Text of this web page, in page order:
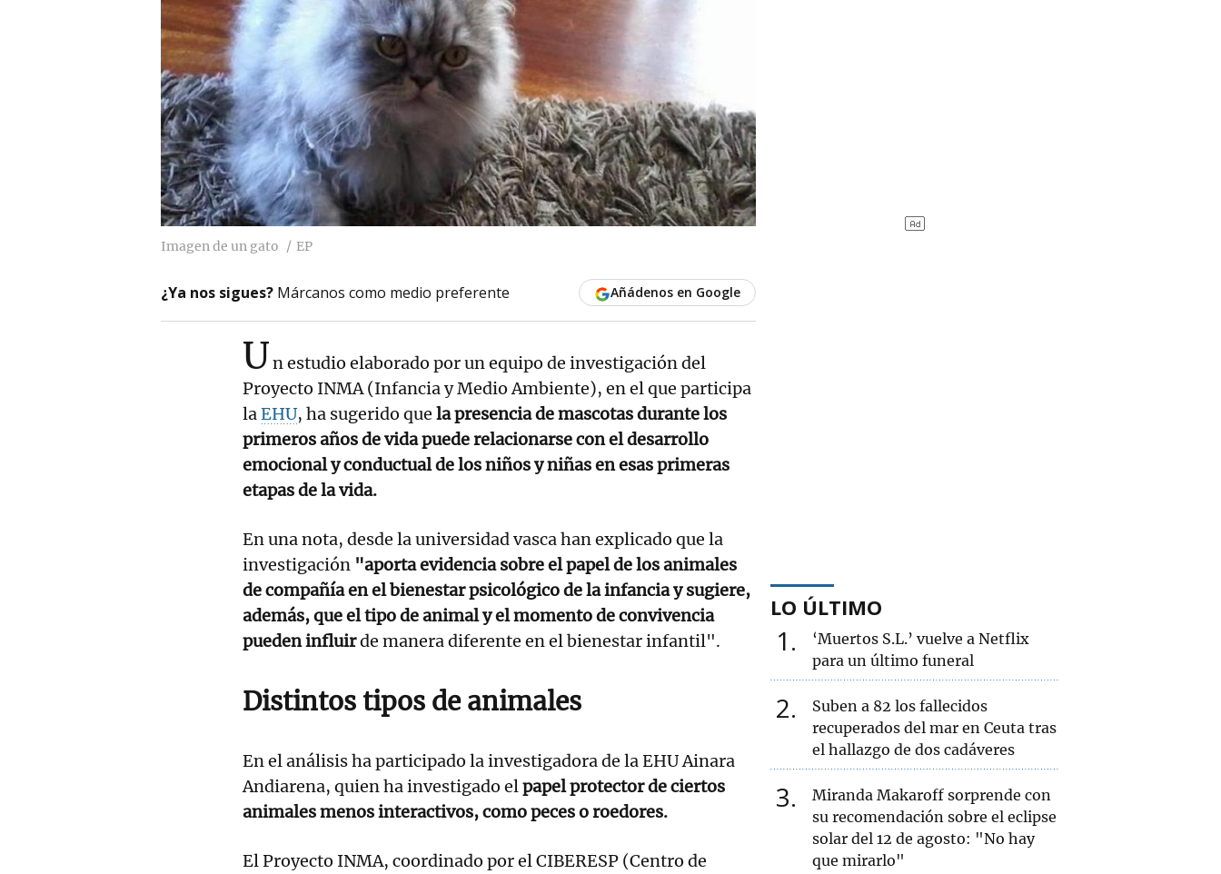
Imagen de un gato EP
¿Ya nos sigues? Márcanos como medio preferente Añádenos en Google
Un estudio elaborado por un equipo de investigación del
Proyecto INMA (Infancia y Medio Ambiente), en el que participa
laEHU, ha sugerido que la presencia de mascotas durante los
primeros años de vida puede relacionarse con el desarrollo
emocional y conductual de los niños y niñas en esas primeras
etapas de la vida.
En una nota, desde la universidad vasca han explicado que la
investigación "aporta evidencia sobre el papel de los animales
de compañía en el bienestar psicológico de la infancia y sugiere,
además, que el tipo de animal y el momento de convivencia
pueden influirde manera diferente en el bienestar infantil".
Distintos tipos de animales
En el análisis ha participado la investigadora de la EHU Ainara
Andiarena, quien ha investigado elpapel protector de ciertos
animales menos interactivos, como peces o roedores.
El Proyecto INMA, coordinado por el CIBERESP (Centro de
LO ÚLTIMO
1
‘Muertos S.L.’ vuelve a Netflix
para un último funeral
2
Suben a 82 los fallecidos
recuperados del mar en Ceuta tras
el hallazgo de dos cadáveres
3
Miranda Makaroff sorprende con
su recomendación sobre el eclipse
solar del 12 de agosto: "No hay
que mirarlo"